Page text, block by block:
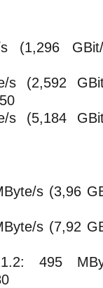
(1,296
s (2,592
s (5,184
s (3,96
s (7,92
1.2: 495